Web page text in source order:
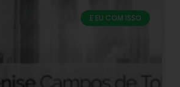
E EU COM ISSO